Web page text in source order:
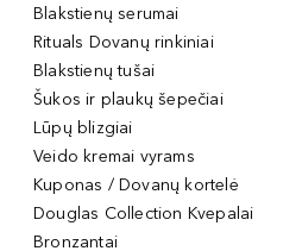
Blakstienų serumai
Rituals Dovanų rinkiniai
Blakstienų tušai
Šukos ir plaukų šepečiai
Lūpų blizgiai
Veido kremai vyrams
Kuponas / Dovanų kortelė
Douglas Collection Kvepalai
Bronzantai